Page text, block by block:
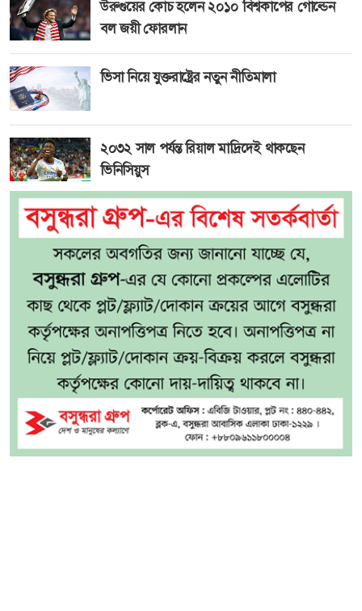
উরুগুয়ের কোচ হলেন ২০১০ বিশ্বকাপের গোল্ডেন
বল জয়ী ফোরলান
ভিসা নিয়ে যুক্তরাষ্ট্রের নতুন নীতিমালা
২০৩২ সাল পর্যন্ত রিয়াল মাদ্রিদেই থাকছেন
ভিনিসিয়ুস